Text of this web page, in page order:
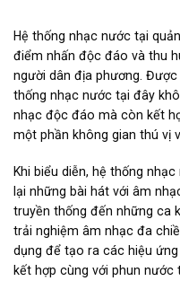
Hệ thống nhạc nước tại
điểm nhấn độc đáo và thu
người dân địa phương.
thống nhạc nước tại đây
nhạc độc đáo mà còn kết
một phần không gian thú vị
Khi biểu diễn, hệ thống
lại những bài hát với âm
truyền thống đến những ca
trải nghiệm âm nhạc đa
dụng để tạo ra các hiệu
kết hợp cùng với phun